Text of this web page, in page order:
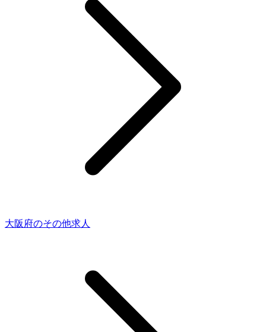
大阪府のその他求人